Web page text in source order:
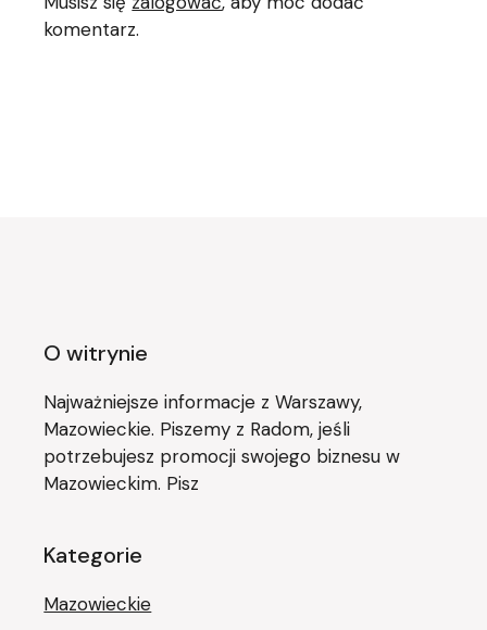
komentarz.
O witrynie
Najważniejsze informacje z Warszawy,
Mazowieckie. Piszemy z Radom, jeśli
potrzebujesz promocji swojego biznesu w
Mazowieckim. Pisz
Kategorie
Mazowieckie